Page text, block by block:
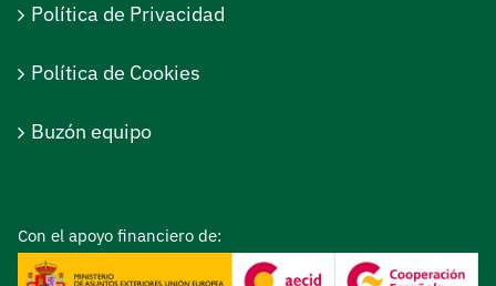
Política de Privacidad
Política de Cookies
Buzón equipo
Con el apoyo financiero de: